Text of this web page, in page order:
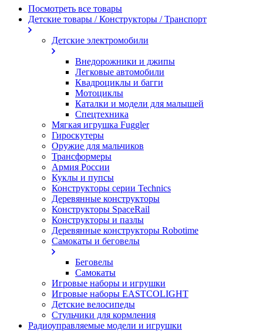
Посмотреть все товары
Детские товары / Конструкторы / Транспорт
Детские электромобили
Внедорожники и джипы
Легковые автомобили
Квадроциклы и багги
Мотоциклы
Каталки и модели для малышей
Спецтехника
Мягкая игрушка Fuggler
Гироскутеры
Оружие для мальчиков
Трансформеры
Армия России
Куклы и пупсы
Конструкторы серии Technics
Деревянные конструкторы
Конструкторы SpaceRail
Конструкторы и пазлы
Деревянные конструкторы Robotime
Самокаты и беговелы
Беговелы
Самокаты
Игровые наборы и игрушки
Игровые наборы EASTCOLIGHT
Детские велосипеды
Стульчики для кормления
Радиоуправляемые модели и игрушки